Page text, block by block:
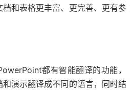
和表格更丰富、更完善、更有参
都有智能翻译的功能，
演示翻译成不同的语言，同时结